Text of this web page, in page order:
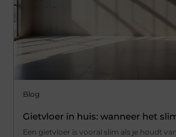
Blog
Gietvloer in huis: wanneer het
Een gietvloer is vooral slim als je houdt